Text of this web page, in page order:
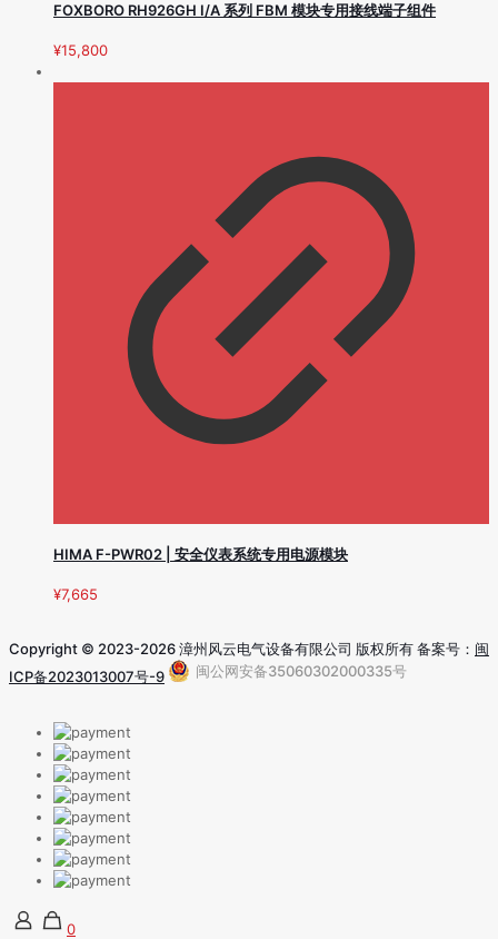
FOXBORO RH926GH I/A 系列 FBM 模块专用接线端子组件
¥15,800
HIMA F-PWR02 | 安全仪表系统专用电源模块
¥7,665
Copyright © 2023-2026 漳州风云电气设备有限公司 版权所有 备案号： 闽
ICP备2023013007号-9
闽公网安备35060302000335号
0